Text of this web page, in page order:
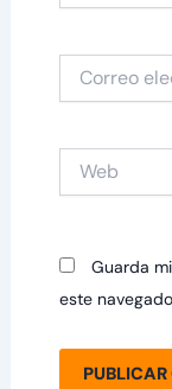
Correo
electrónico*
Guarda
este